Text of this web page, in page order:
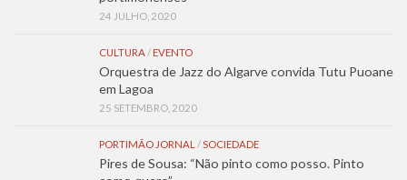
24 JULHO, 2020
CULTURA/ EVENTO
Orquestra de Jazz do Algarve convida Tutu Puoane
em Lagoa
25 SETEMBRO, 2020
PORTIMÃO JORNAL /SOCIEDADE
Pires de Sousa: “Não pinto como posso. Pinto